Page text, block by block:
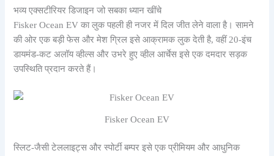
भव्य एक्सटीरियर डिजाइन जो सबका ध्यान खींचे
Fisker Ocean EV का लुक पहली ही नजर में दिल जीत लेने वाला है। सामने
की ओर एक बड़ी फेस और मेश ग्रिल इसे आक्रामक लुक देती है, वहीं 20-इंच
डायमंड-कट अलॉय व्हील्स और उभरे हुए व्हील आर्चेस इसे एक दमदार सड़क
उपस्थिति प्रदान करते हैं।
Fisker Ocean EV
स्लिट-जैसी टेललाइट्स और स्पोर्टी बम्पर इसे एक प्रीमियम और आधुनिक